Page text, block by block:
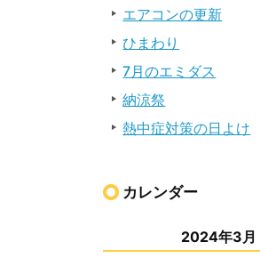
エアコンの更新
ひまわり
7月のエミダス
納涼祭
熱中症対策の日よけ
カレンダー
2024年3月